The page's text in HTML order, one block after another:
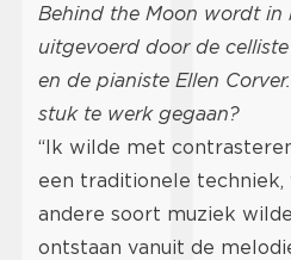
Behind the Moon wordt in
uitgevoerd door de
en de pianiste Ellen
stuk te werk gegaan?
“Ik wilde met
een traditionele techniek,
andere soort muziek
ontstaan vanuit de